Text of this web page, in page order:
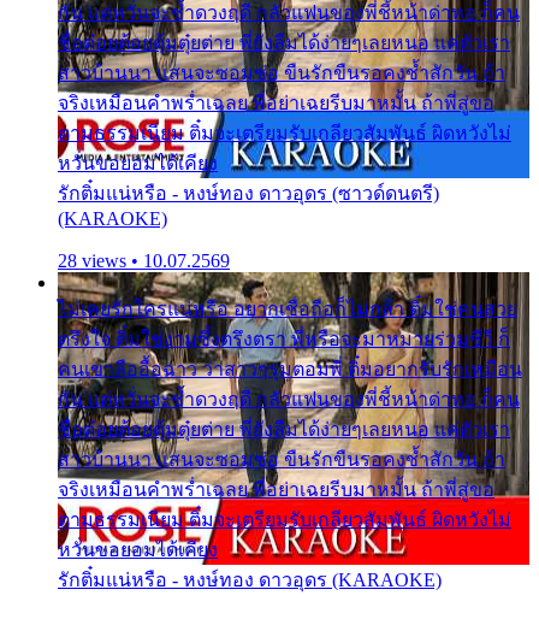
กัน แต่หวั่นจะช้ำดวงฤดี กลัวแฟนของพี่ชี้หน้าด่าทอ ก็คน
ชื่อต๋อยต้อยตุ้มตุ๋ยต่าย พี่ยังลืมได้ง่ายๆเลยหนอ แค่ตัวเรา
สาวบ้านนา แสนจะซอมซ่อ ขืนรักขืนรอคงช้ำสักวัน ถ้า
จริงเหมือนคำพร่ำเฉลย พี่อย่าเฉยรีบมาหมั้น ถ้าพี่สู่ขอ
ตามธรรมเนียม ติ๋มจะเตรียมรับเกลียวสัมพันธ์ ผิดหวังไม่
หวั่นขอยอมได้เคียง
รักติ๋มแน่หรือ - หงษ์ทอง ดาวอุดร (ซาวด์ดนตรี)
(KARAOKE)
28 views • 10.07.2569
ไม่เคยรักใครแน่หรือ อยากเชื่อถือก็ไม่กล้า ติ๋มใช่คนสวย
ตรึงใจ ติ๋มใช่งามซึ้งตรึงตรา พี่หรือจะมาหมายร่วมชีวี ก็
คนเขาลืออื้อฉาว ว่าสาวๆรุมตอมพี่ ติ๋มอยากรับรักเหมือน
กัน แต่หวั่นจะช้ำดวงฤดี กลัวแฟนของพี่ชี้หน้าด่าทอ ก็คน
ชื่อต๋อยต้อยตุ้มตุ๋ยต่าย พี่ยังลืมได้ง่ายๆเลยหนอ แค่ตัวเรา
สาวบ้านนา แสนจะซอมซ่อ ขืนรักขืนรอคงช้ำสักวัน ถ้า
จริงเหมือนคำพร่ำเฉลย พี่อย่าเฉยรีบมาหมั้น ถ้าพี่สู่ขอ
ตามธรรมเนียม ติ๋มจะเตรียมรับเกลียวสัมพันธ์ ผิดหวังไม่
หวั่นขอยอมได้เคียง
รักติ๋มแน่หรือ - หงษ์ทอง ดาวอุดร (KARAOKE)